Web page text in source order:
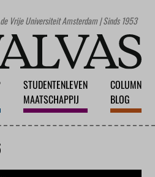
Vrije Universiteit Amsterdam | Sinds 1953
STUDENTENLEVEN
MAATSCHAPPIJ
COLUMN
BLOG